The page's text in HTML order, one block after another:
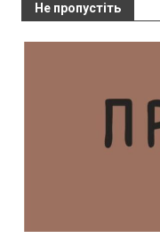
Не пропустіть